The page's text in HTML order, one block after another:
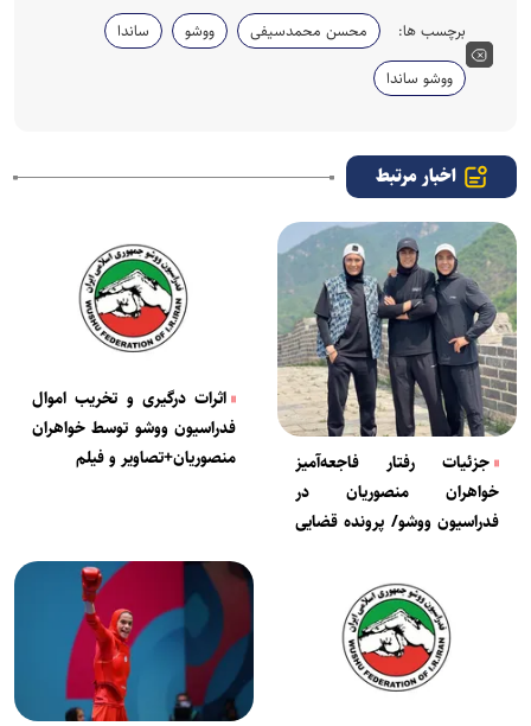
برچسب ها: محسن محمدسیفی ووشو
ساندا
ووشو ساندا
اخبار مرتبط
جزئیات رفتار فاجعه‌آمیز
خواهران منصوریان در
فدراسیون ووشو/ پرونده قضایی
اثرات درگیری و تخریب اموال
فدراسیون ووشو توسط خواهران
منصوریان+تصاویر و فیلم